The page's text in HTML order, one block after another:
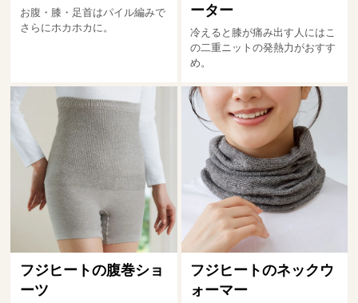
お腹・膝・足首はパイル編みで
さらにホカホカに。
ーター
冷えると膝が痛み出す人にはこ
の二重ニットの発熱力がおすす
め。
フジヒートの腹巻ショ
ーツ
フジヒートのネックウ
ォーマー